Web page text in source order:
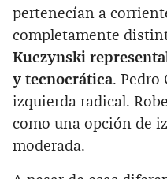
pertenecían a
completamente
Kuczynski
y tecnocrática. Pedro
izquierda radical.
como una opción de
moderada.